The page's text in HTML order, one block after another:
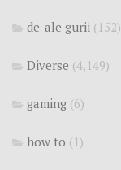
de-ale gurii (152)
Diverse (4,149)
gaming (6)
how to (1)